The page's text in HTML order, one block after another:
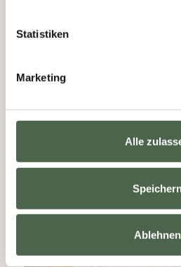
Statistiken
Marketing
Alle
Ablehnen
Selbstzahler, die eine